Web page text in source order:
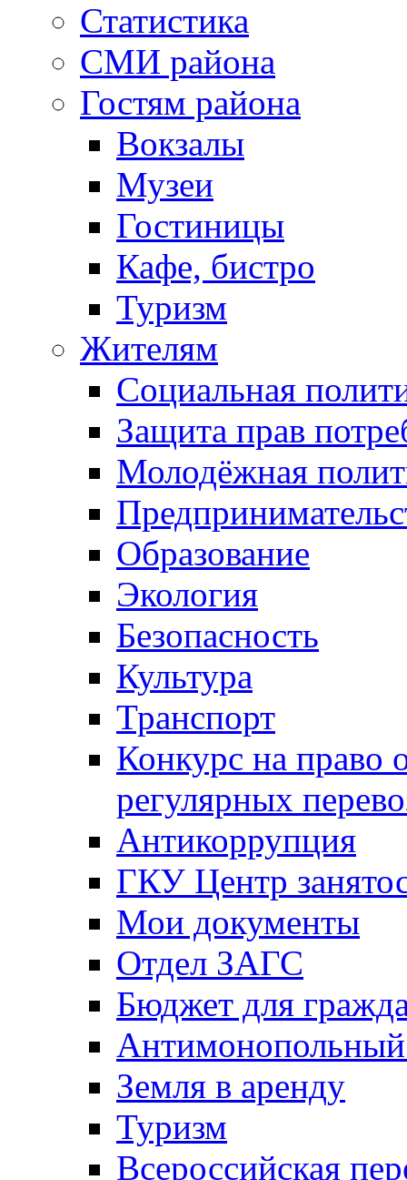
Статистика
СМИ района
Гостям района
Вокзалы
Музеи
Гостиницы
Кафе, бистро
Туризм
Жителям
Социальная
Защита прав
Молодёжная
Образование
Экология
Безопасность
Культура
Транспорт
Конкурс на право
регулярных
Антикоррупция
ГКУ Центр
Мои документы
Отдел ЗАГС
Бюджет для
Антимонопольный
Земля в аренду
Туризм
Всероссийская